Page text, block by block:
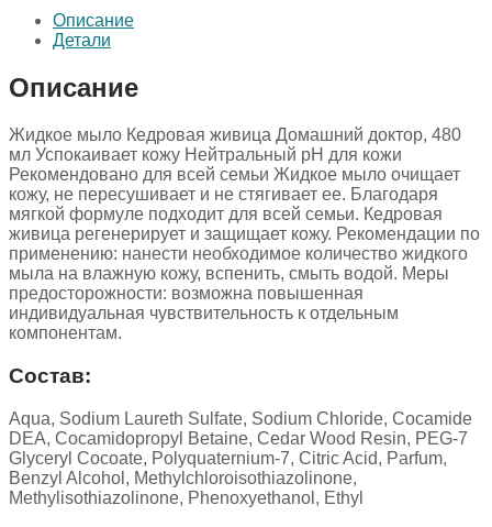
Описание
Детали
Описание
Жидкое мыло Кедровая живица Домашний доктор, 480
мл Успокаивает кожу Нейтральный рН для кожи
Рекомендовано для всей семьи Жидкое мыло очищает
кожу, не пересушивает и не стягивает ее. Благодаря
мягкой формуле подходит для всей семьи. Кедровая
живица регенерирует и защищает кожу. Рекомендации по
применению: нанести необходимое количество жидкого
мыла на влажную кожу, вспенить, смыть водой. Меры
предосторожности: возможна повышенная
индивидуальная чувствительность к отдельным
компонентам.
Состав:
Aqua, Sodium Laureth Sulfate, Sodium Chloride, Cocamide
DEA, Cocamidopropyl Betaine, Cedar Wood Resin, PEG-7
Glyceryl Cocoate, Polyquaternium-7, Citric Acid, Parfum,
Benzyl Alcohol, Methylchloroisothiazolinone,
Methylisothiazolinone, Phenoxyethanol, Ethyl